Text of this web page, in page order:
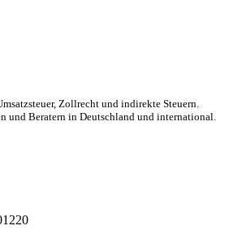
Zollrecht und indirekte Steuern.
und Beratern in Deutschland und international.